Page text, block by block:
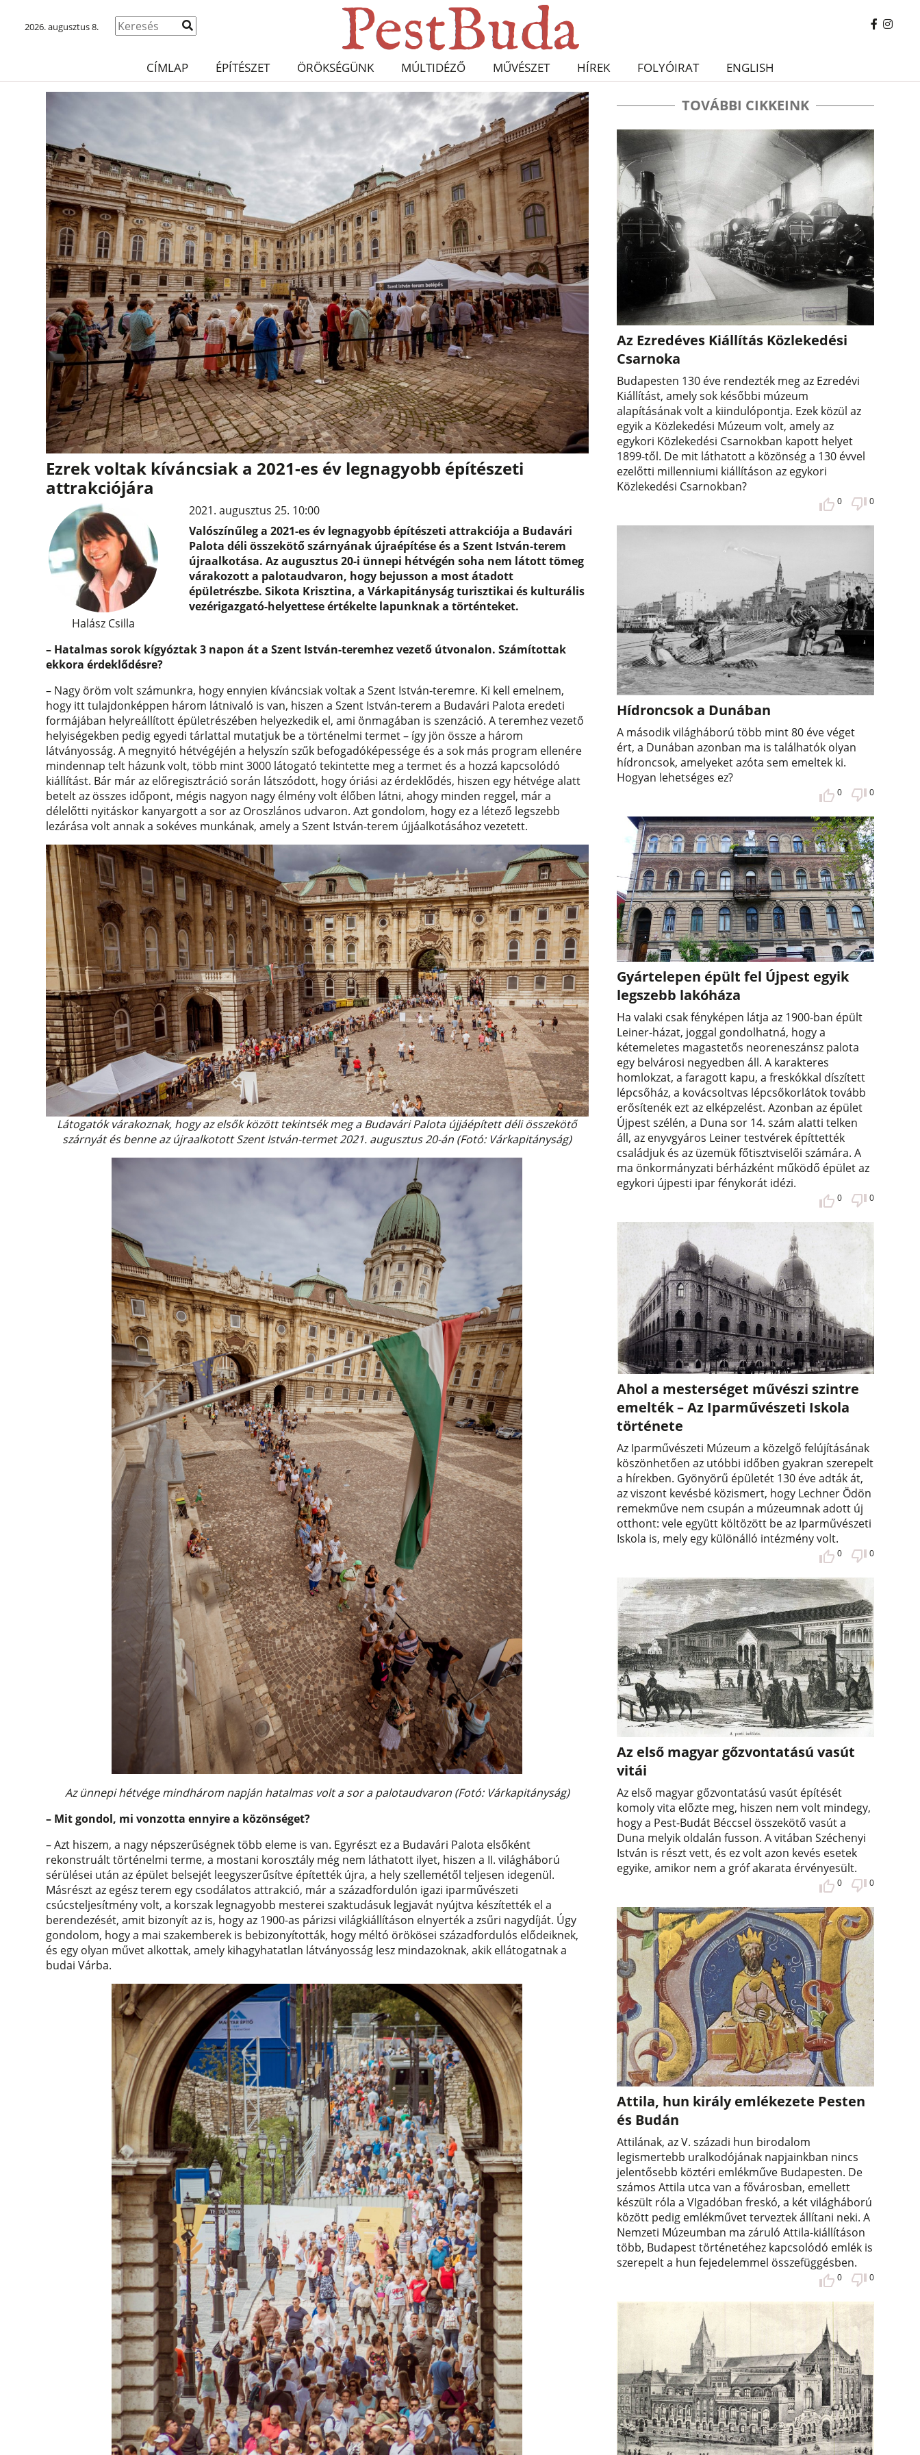
2026. augusztus 8.
CÍMLAP ÉPÍTÉSZET ÖRÖKSÉGÜNK MÚLTIDÉZŐ MŰVÉSZET HÍREK FOLYÓIRAT ENGLISH
Ezrek voltak kíváncsiak a 2021-es év legnagyobb építészeti
attrakciójára
Halász Csilla
2021. augusztus 25. 10:00
Valószínűleg a 2021-es év legnagyobb építészeti attrakciója a Budavári
Palota déli összekötő szárnyának újraépítése és a Szent István-terem
újraalkotása. Az augusztus 20-i ünnepi hétvégén soha nem látott tömeg
várakozott a palotaudvaron, hogy bejusson a most átadott
épületrészbe. Sikota Krisztina, a Várkapitányság turisztikai és kulturális
vezérigazgató-helyettese értékelte lapunknak a történteket.
– Hatalmas sorok kígyóztak 3 napon át a Szent István-teremhez vezető útvonalon. Számítottak
ekkora érdeklődésre?
– Nagy öröm volt számunkra, hogy ennyien kíváncsiak voltak a Szent István-teremre. Ki kell emelnem,
hogy itt tulajdonképpen három látnivaló is van, hiszen a Szent István-terem a Budavári Palota eredeti
formájában helyreállított épületrészében helyezkedik el, ami önmagában is szenzáció. A teremhez vezető
helyiségekben pedig egyedi tárlattal mutatjuk be a történelmi termet – így jön össze a három
látványosság. A megnyitó hétvégéjén a helyszín szűk befogadóképessége és a sok más program ellenére
mindennap telt házunk volt, több mint 3000 látogató tekintette meg a termet és a hozzá kapcsolódó
kiállítást. Bár már az előregisztráció során látszódott, hogy óriási az érdeklődés, hiszen egy hétvége alatt
betelt az összes időpont, mégis nagyon nagy élmény volt élőben látni, ahogy minden reggel, már a
délelőtti nyitáskor kanyargott a sor az Oroszlános udvaron. Azt gondolom, hogy ez a létező legszebb
lezárása volt annak a sokéves munkának, amely a Szent István-terem újjáalkotásához vezetett.
Látogatók várakoznak, hogy az elsők között tekintsék meg a Budavári Palota újjáépített déli összekötő
szárnyát és benne az újraalkotott Szent István-termet 2021. augusztus 20-án (Fotó: Várkapitányság)
Az ünnepi hétvége mindhárom napján hatalmas volt a sor a palotaudvaron (Fotó: Várkapitányság)
– Mit gondol, mi vonzotta ennyire a közönséget?
– Azt hiszem, a nagy népszerűségnek több eleme is van. Egyrészt ez a Budavári Palota elsőként
rekonstruált történelmi terme, a mostani korosztály még nem láthatott ilyet, hiszen a II. világháború
sérülései után az épület belsejét leegyszerűsítve építették újra, a hely szellemétől teljesen idegenül.
Másrészt az egész terem egy csodálatos attrakció, már a századfordulón igazi iparművészeti
csúcsteljesítmény volt, a korszak legnagyobb mesterei szaktudásuk legjavát nyújtva készítették el a
berendezését, amit bizonyít az is, hogy az 1900-as párizsi világkiállításon elnyerték a zsűri nagydíját. Úgy
gondolom, hogy a mai szakemberek is bebizonyították, hogy méltó örökösei századfordulós elődeiknek,
és egy olyan művet alkottak, amely kihagyhatatlan látványosság lesz mindazoknak, akik ellátogatnak a
budai Várba.
TOVÁBBI CIKKEINK
Az Ezredéves Kiállítás Közlekedési
Csarnoka
Budapesten 130 éve rendezték meg az Ezredévi
Kiállítást, amely sok későbbi múzeum
alapításának volt a kiindulópontja. Ezek közül az
egyik a Közlekedési Múzeum volt, amely az
egykori Közlekedési Csarnokban kapott helyet
1899-től. De mit láthatott a közönség a 130 évvel
ezelőtti millenniumi kiállításon az egykori
Közlekedési Csarnokban?
0 0
Hídroncsok a Dunában
A második világháború több mint 80 éve véget
ért, a Dunában azonban ma is találhatók olyan
hídroncsok, amelyeket azóta sem emeltek ki.
Hogyan lehetséges ez?
0 0
Gyártelepen épült fel Újpest egyik
legszebb lakóháza
Ha valaki csak fényképen látja az 1900-ban épült
Leiner-házat, joggal gondolhatná, hogy a
kétemeletes magastetős neoreneszánsz palota
egy belvárosi negyedben áll. A karakteres
homlokzat, a faragott kapu, a freskókkal díszített
lépcsőház, a kovácsoltvas lépcsőkorlátok tovább
erősítenék ezt az elképzelést. Azonban az épület
Újpest szélén, a Duna sor 14. szám alatti telken
áll, az enyvgyáros Leiner testvérek építtették
családjuk és az üzemük főtisztviselői számára. A
ma önkormányzati bérházként működő épület az
egykori újpesti ipar fénykorát idézi.
0 0
Ahol a mesterséget művészi szintre
emelték – Az Iparművészeti Iskola
története
Az Iparművészeti Múzeum a közelgő felújításának
köszönhetően az utóbbi időben gyakran szerepelt
a hírekben. Gyönyörű épületét 130 éve adták át,
az viszont kevésbé közismert, hogy Lechner Ödön
remekműve nem csupán a múzeumnak adott új
otthont: vele együtt költözött be az Iparművészeti
Iskola is, mely egy különálló intézmény volt.
0 0
Az első magyar gőzvontatású vasút
vitái
Az első magyar gőzvontatású vasút építését
komoly vita előzte meg, hiszen nem volt mindegy,
hogy a Pest-Budát Béccsel összekötő vasút a
Duna melyik oldalán fusson. A vitában Széchenyi
István is részt vett, és ez volt azon kevés esetek
egyike, amikor nem a gróf akarata érvényesült.
0 0
Attila, hun király emlékezete Pesten
és Budán
Attilának, az V. századi hun birodalom
legismertebb uralkodójának napjainkban nincs
jelentősebb köztéri emlékműve Budapesten. De
számos Attila utca van a fővárosban, emellett
készült róla a VIgadóban freskó, a két világháború
között pedig emlékművet terveztek állítani neki. A
Nemzeti Múzeumban ma záruló Attila-kiállításon
több, Budapest történetéhez kapcsolódó emlék is
szerepelt a hun fejedelemmel összefüggésben.
0 0